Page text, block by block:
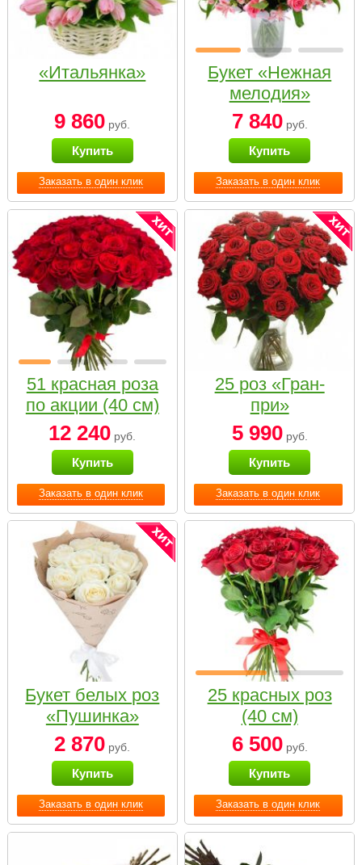
Заказать в один клик
«Итальянка»
9 860 руб.
Купить
Заказать в один клик
Букет «Нежная
мелодия»
7 840руб.
Купить
Заказать в один клик
51 красная роза
по акции (40 см)
12 240 руб.
Купить
Заказать в один клик
25 роз «Гран-
при»
5 990руб.
Купить
Заказать в один клик
Букет белых роз
«Пушинка»
2 870 руб.
Купить
Заказать в один клик
25 красных роз
(40 см)
6 500руб.
Купить